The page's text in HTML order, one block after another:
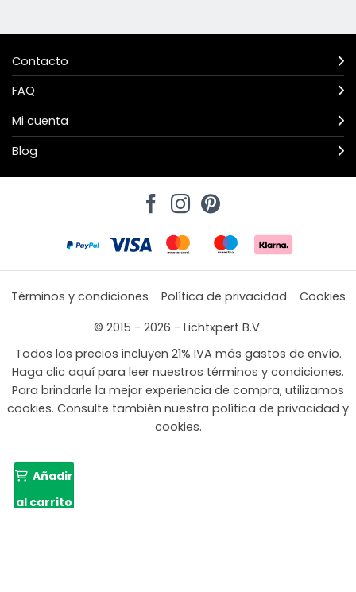
Contacto
FAQ
Mi cuenta
Blog
Términos y condiciones Política de privacidad
Cookies
© 2015 - 2026 - Lichtxpert B.V.
Todos los precios incluyen 21% IVA más gastos de envío.
Haga clic aquí para leer nuestros términos y condiciones.
Para brindarle la mejor experiencia de compra, utilizamos
cookies. Consulte también nuestra política de privacidad y
cookies.
Añadir
al carrito